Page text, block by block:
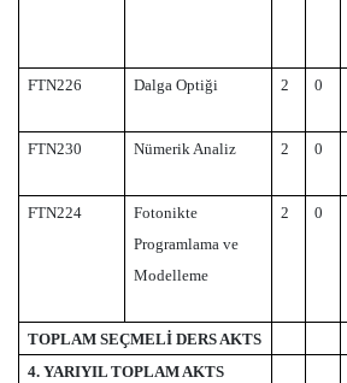
FTN226
Dalga Optiği 2 0
FTN230
Nümerik Analiz 2 0
FTN224
Fotonikte
Programlama ve
Modelleme
2 0
TOPLAM SEÇMELİ DERS AKTS
4. YARIYIL TOPLAM AKTS